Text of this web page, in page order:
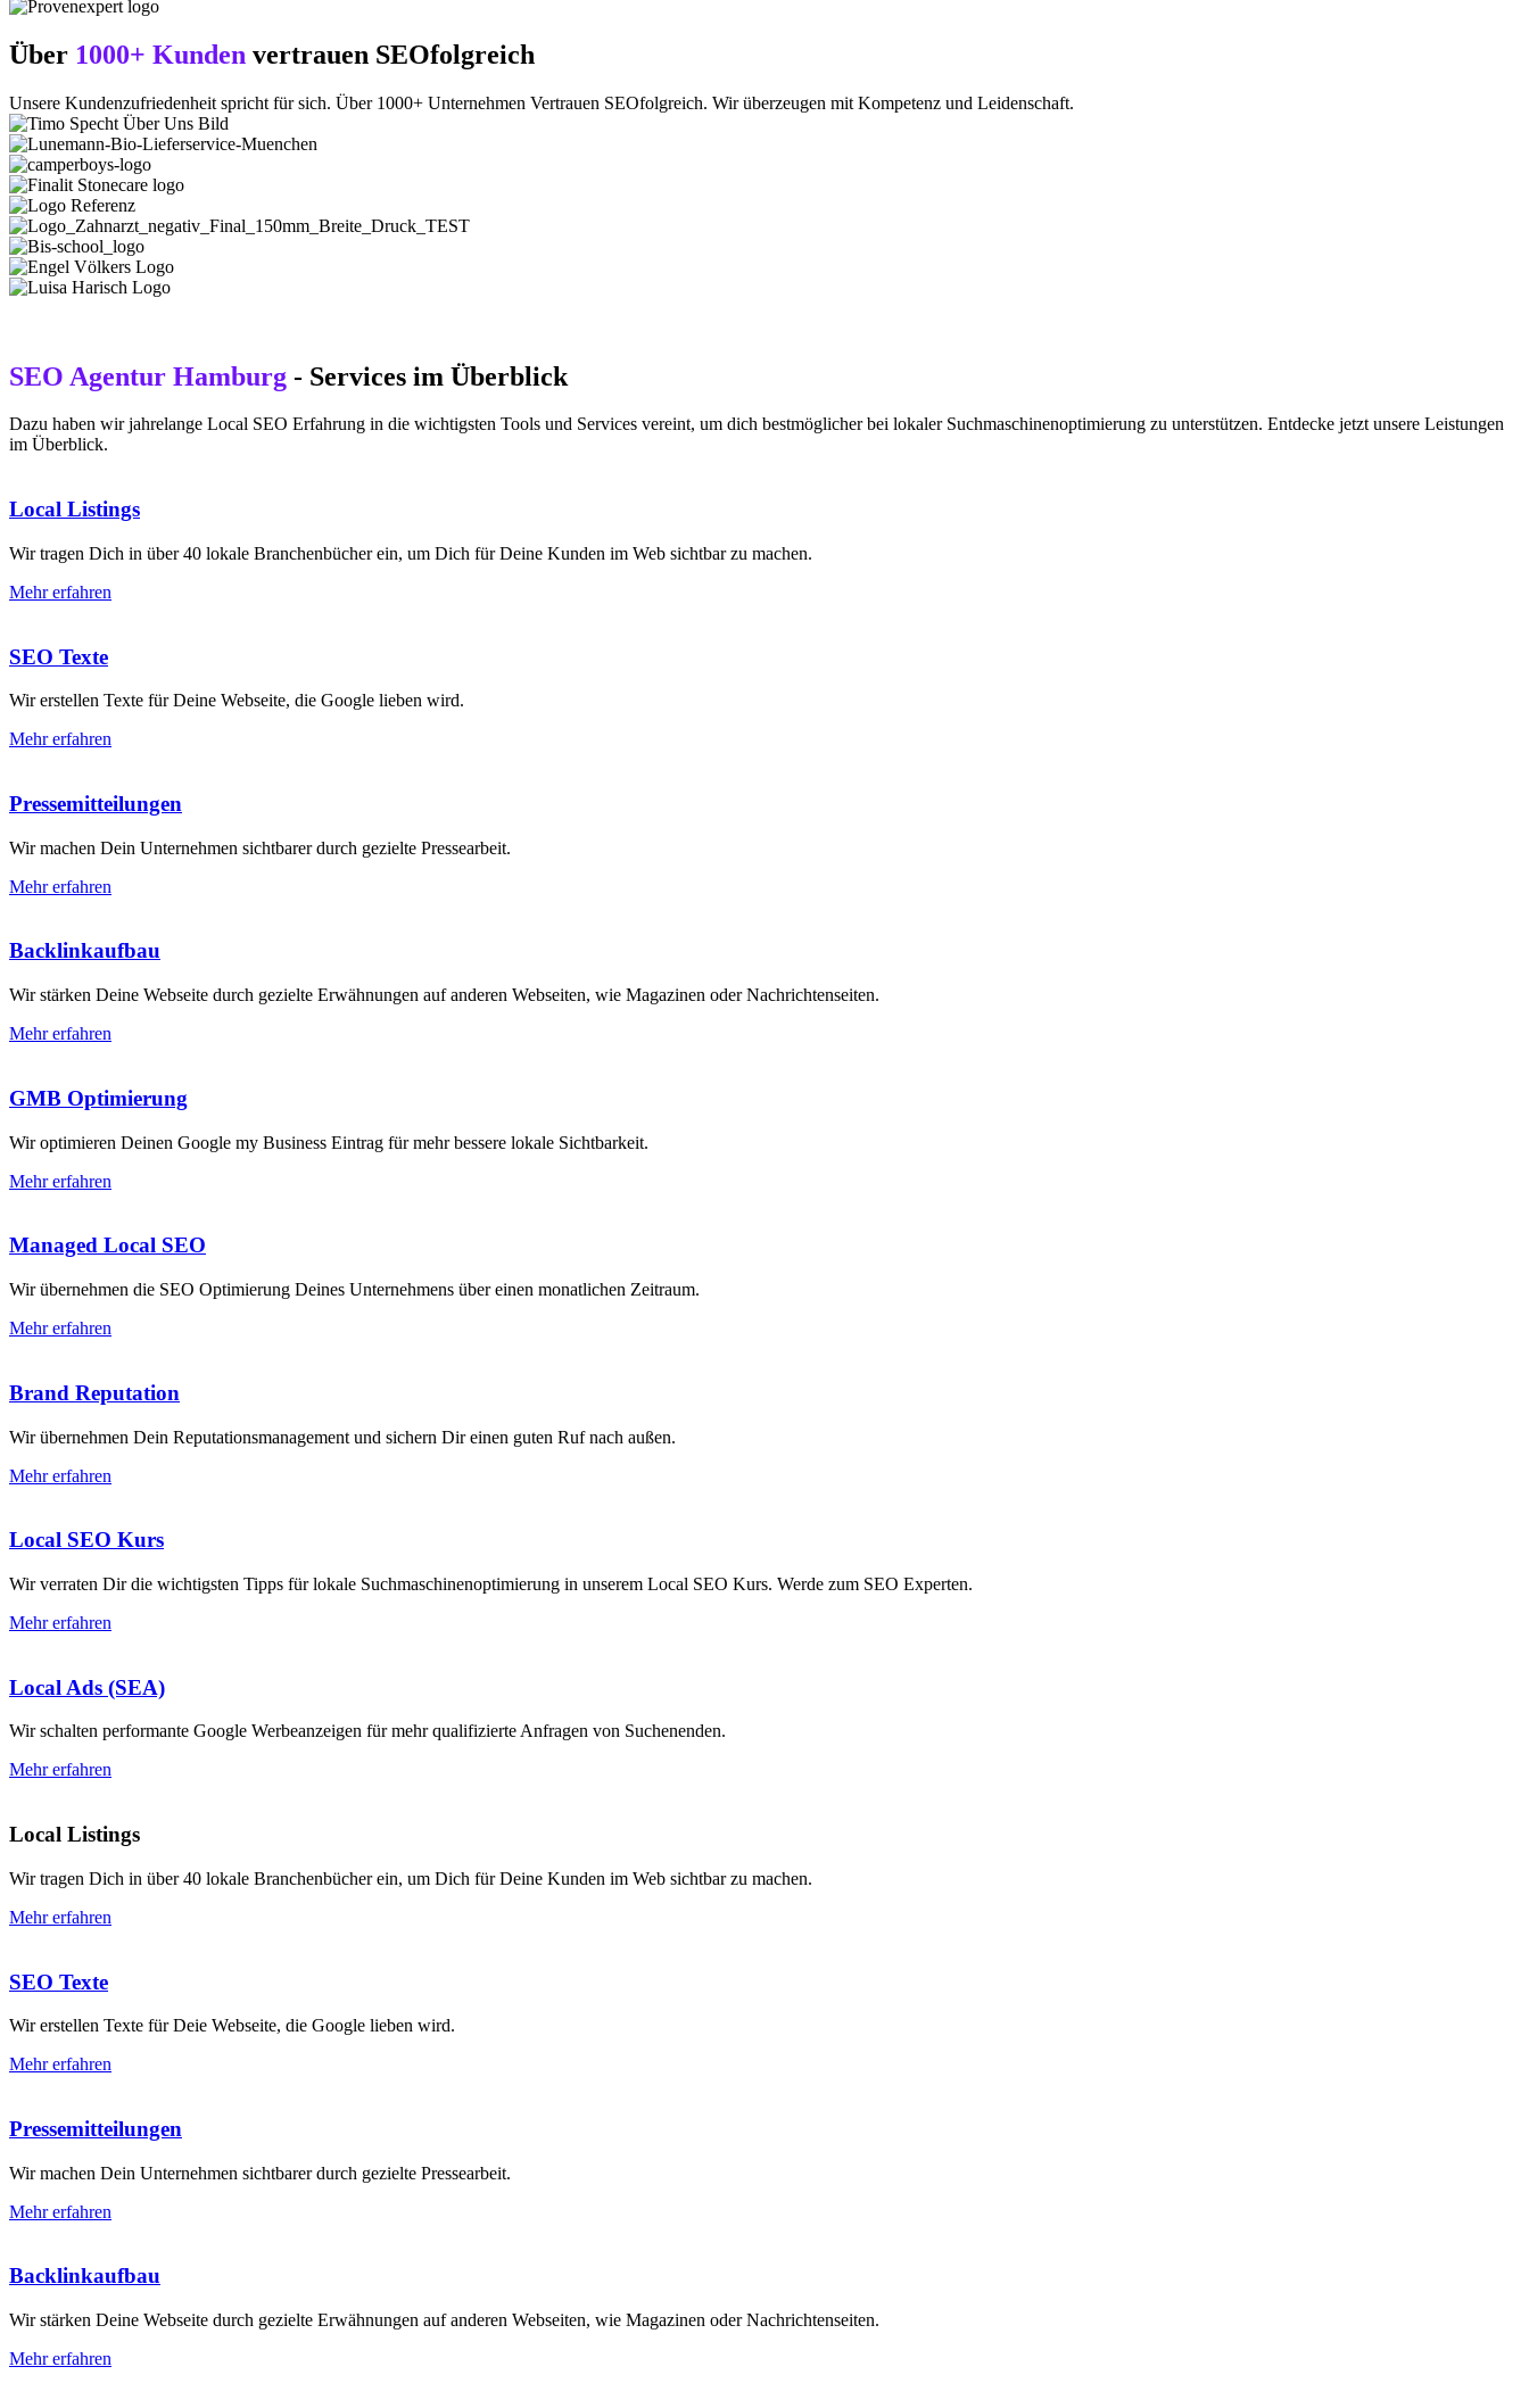
Über 1000+ Kunden vertrauen SEOfolgreich
Unsere Kundenzufriedenheit spricht für sich. Über 1000+ Unternehmen Vertrauen SEOfolgreich. Wir überzeugen mit Kompetenz und Leidenschaft.
SEO Agentur Hamburg - Services im Überblick
Dazu haben wir jahrelange Local SEO Erfahrung in die wichtigsten Tools und Services vereint, um dich bestmöglicher bei lokaler Suchmaschinenoptimierung zu unterstützen. Entdecke jetzt unsere Leistungen
im Überblick.
Local Listings
Wir tragen Dich in über 40 lokale Branchenbücher ein, um Dich für Deine Kunden im Web sichtbar zu machen.
Mehr erfahren
SEO Texte
Wir erstellen Texte für Deine Webseite, die Google lieben wird.
Mehr erfahren
Pressemitteilungen
Wir machen Dein Unternehmen sichtbarer durch gezielte Pressearbeit.
Mehr erfahren
Backlinkaufbau
Wir stärken Deine Webseite durch gezielte Erwähnungen auf anderen Webseiten, wie Magazinen oder Nachrichtenseiten.
Mehr erfahren
GMB Optimierung
Wir optimieren Deinen Google my Business Eintrag für mehr bessere lokale Sichtbarkeit.
Mehr erfahren
Managed Local SEO
Wir übernehmen die SEO Optimierung Deines Unternehmens über einen monatlichen Zeitraum.
Mehr erfahren
Brand Reputation
Wir übernehmen Dein Reputationsmanagement und sichern Dir einen guten Ruf nach außen.
Mehr erfahren
Local SEO Kurs
Wir verraten Dir die wichtigsten Tipps für lokale Suchmaschinenoptimierung in unserem Local SEO Kurs. Werde zum SEO Experten.
Mehr erfahren
Local Ads (SEA)
Wir schalten performante Google Werbeanzeigen für mehr qualifizierte Anfragen von Suchenenden.
Mehr erfahren
Local Listings
Wir tragen Dich in über 40 lokale Branchenbücher ein, um Dich für Deine Kunden im Web sichtbar zu machen.
Mehr erfahren
SEO Texte
Wir erstellen Texte für Deie Webseite, die Google lieben wird.
Mehr erfahren
Pressemitteilungen
Wir machen Dein Unternehmen sichtbarer durch gezielte Pressearbeit.
Mehr erfahren
Backlinkaufbau
Wir stärken Deine Webseite durch gezielte Erwähnungen auf anderen Webseiten, wie Magazinen oder Nachrichtenseiten.
Mehr erfahren